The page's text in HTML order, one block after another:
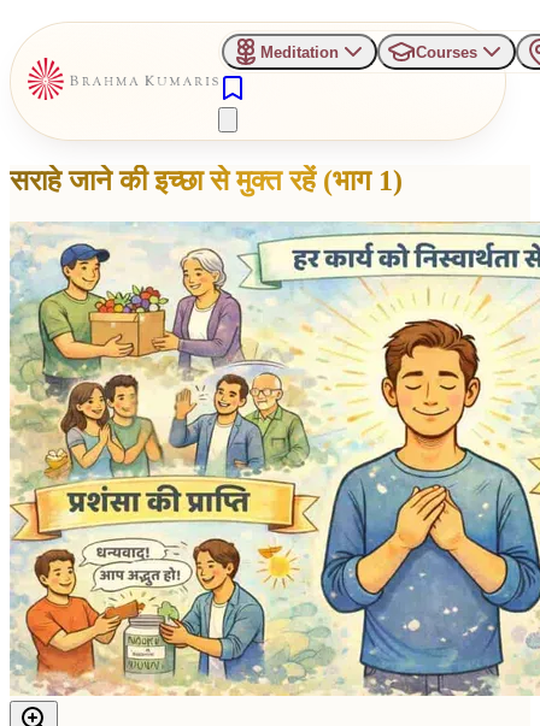
Meditation Courses
सराहे जाने की इच्छा से मुक्त रहें (भाग 1)